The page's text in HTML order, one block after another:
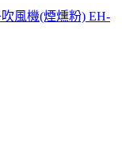
風機(煙燻粉) EH-